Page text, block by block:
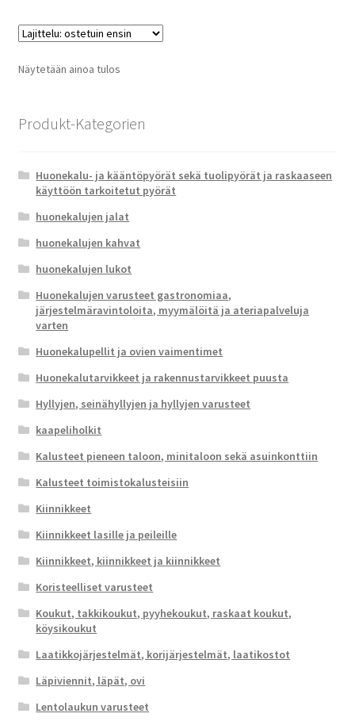
Näytetään ainoa tulos
Produkt-Kategorien
Huonekalu- ja kääntöpyörät sekä tuolipyörät ja raskaaseen
käyttöön tarkoitetut pyörät
huonekalujen jalat
huonekalujen kahvat
huonekalujen lukot
Huonekalujen varusteet gastronomiaa,
järjestelmäravintoloita, myymälöitä ja ateriapalveluja
varten
Huonekalupellit ja ovien vaimentimet
Huonekalutarvikkeet ja rakennustarvikkeet puusta
Hyllyjen, seinähyllyjen ja hyllyjen varusteet
kaapeliholkit
Kalusteet pieneen taloon, minitaloon sekä asuinkonttiin
Kalusteet toimistokalusteisiin
Kiinnikkeet
Kiinnikkeet lasille ja peileille
Kiinnikkeet, kiinnikkeet ja kiinnikkeet
Koristeelliset varusteet
Koukut, takkikoukut, pyyhekoukut, raskaat koukut,
köysikoukut
Laatikkojärjestelmät, korijärjestelmät, laatikostot
Läpiviennit, läpät, ovi
Lentolaukun varusteet